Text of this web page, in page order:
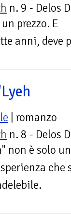
n. 9 - Delos
prezzo. E
anni, deve
| romanzo
n. 8 - Delos
non è solo un
che